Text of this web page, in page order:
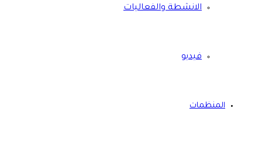
الانشطة والفعاليات
فيديو
المنظمات